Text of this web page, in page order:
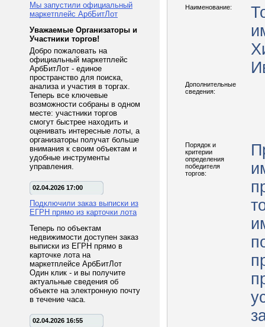
Мы запустили официальный
маркетплейс АрбБитЛот
Уважаемые Организаторы и
Участники торгов!
Добро пожаловать на
официальный маркетплейс
АрбБитЛот - единое
пространство для поиска,
анализа и участия в торгах.
Теперь все ключевые
возможности собраны в одном
месте: участники торгов
смогут быстрее находить и
оценивать интересные лоты, а
организаторы получат больше
внимания к своим объектам и
удобные инструменты
управления.
02.04.2026 17:00
Подключили заказ выписки из
ЕГРН прямо из карточки лота
Теперь по объектам
недвижимости доступен заказ
выписки из ЕГРН прямо в
карточке лота на
маркетплейсе АрбБитЛот
Один клик - и вы получите
актуальные сведения об
объекте на электронную почту
в течение часа.
02.04.2026 16:55
Наименование:
Дополнительные
сведения:
Порядок и
критерии
определения
победителя
торгов: